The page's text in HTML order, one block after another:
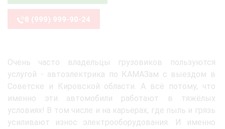
8 (999) 999-90-24
Очень часто владельцы грузовиков пользуются
услугой - автоэлектрика по КАМАЗам с выездом в
Советске и Кировской области. А всё потому, что
именно эти автомобили работают в тяжёлых
условиях! В том числе и на карьерах, где пыль и грязь
усиливают износ электрооборудования. И именно